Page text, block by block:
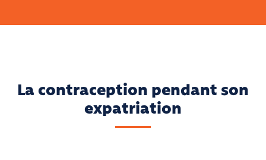
La contraception pendant son
expatriation